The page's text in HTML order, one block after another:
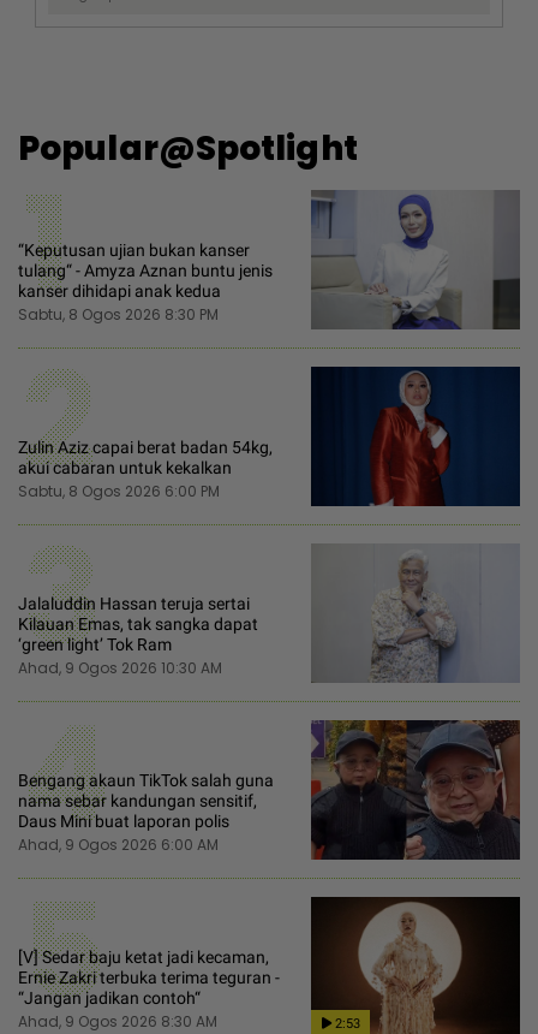
Popular@Spotlight
1
“Keputusan ujian bukan kanser
tulang“ - Amyza Aznan buntu jenis
kanser dihidapi anak kedua
Sabtu, 8 Ogos 2026 8:30 PM
2
Zulin Aziz capai berat badan 54kg,
akui cabaran untuk kekalkan
Sabtu, 8 Ogos 2026 6:00 PM
3
Jalaluddin Hassan teruja sertai
Kilauan Emas, tak sangka dapat
‘green light’ Tok Ram
Ahad, 9 Ogos 2026 10:30 AM
4
Bengang akaun TikTok salah guna
nama sebar kandungan sensitif,
Daus Mini buat laporan polis
Ahad, 9 Ogos 2026 6:00 AM
5
[V] Sedar baju ketat jadi kecaman,
Ernie Zakri terbuka terima teguran -
“Jangan jadikan contoh“
Ahad, 9 Ogos 2026 8:30 AM 2:53